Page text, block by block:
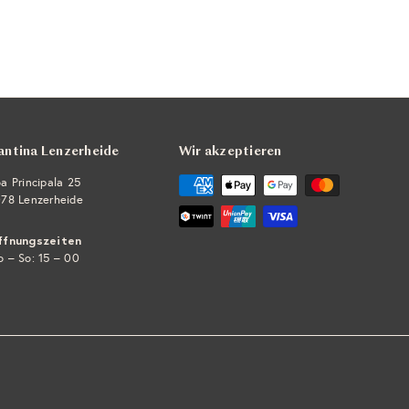
Lenzerheide
Principala 25
Lenzerheide
– So: 15 – 00
Wir akzeptieren